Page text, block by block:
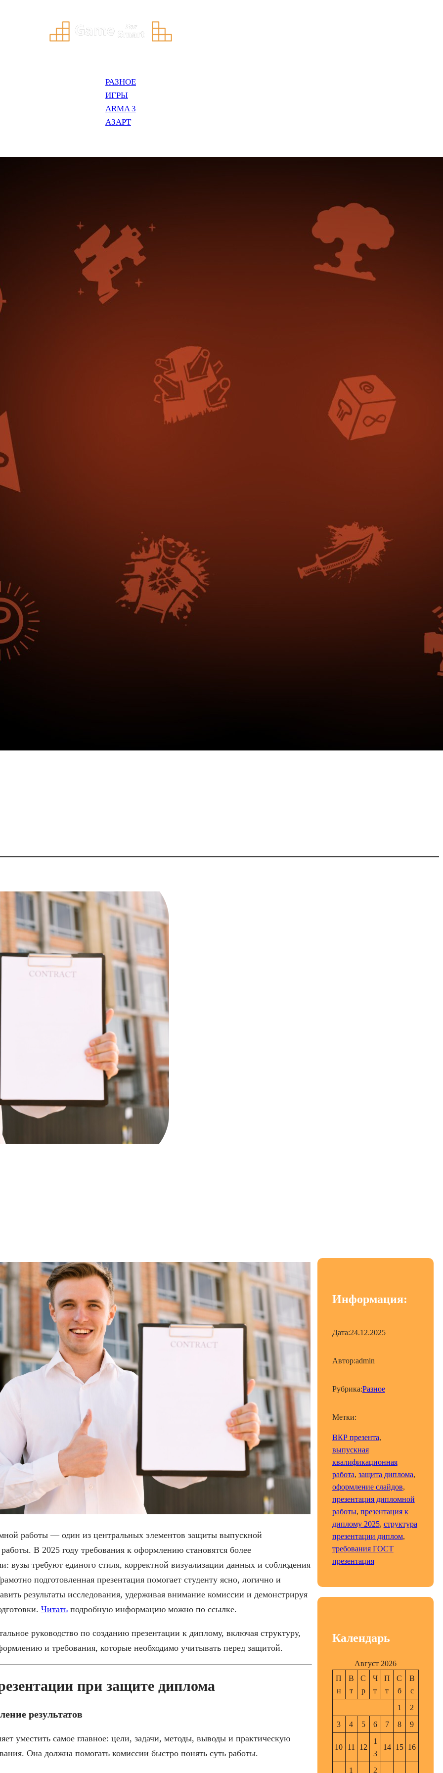
РАЗНОЕ
ИГРЫ
ARMA 3
АЗАРТ
работы — один из центральных элементов защиты выпускной
В 2025 году требования к оформлению становятся более
вузы требуют единого стиля, корректной визуализации данных и соблюдения
подготовленная презентация помогает студенту ясно, логично и
результаты исследования, удерживая внимание комиссии и демонстрируя
Читатьподробную информацию можно по ссылке.
руководство по созданию презентации к диплому, включая структуру,
и требования, которые необходимо учитывать перед защитой.
при защите диплома
результатов
уместить самое главное: цели, задачи, методы, выводы и практическую
Она должна помогать комиссии быстро понять суть работы.
Информация:
Дата:24.12.2025
Автор:admin
Рубрика:Разное
Метки:
ВКР презента
выпускная
квалификационная
работа, защита диплома
оформление слайдов
презентация дипломной
работы, презентация к
диплому 2025, структура
презентации диплом
требования ГОСТ
презентация
Календарь
Август 2026
П
н
В
т
С
р
Ч
т
П
т
С
б
В
с
1
2
3
4 5 6 7 8 9
10 11 12
1
3
14 15 16
1 2